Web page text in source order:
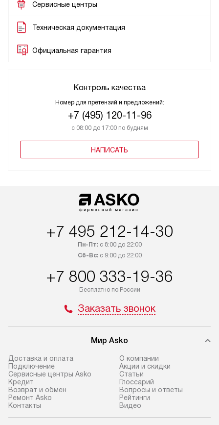
Сервисные центры
Техническая документация
Официальная гарантия
Контроль качества
Номер для претензий и предложений:
+7 (495) 120-11-96
с 08:00 до 17:00 по будням
НАПИСАТЬ
+7 495 212-14-30
Пн-Пт:с 8:00 до 22:00
Сб-Вс:с 9:00 до 22:00
+7 800 333-19-36
Бесплатно по России
Заказать звонок
Мир Asko
Доставка и оплата
Подключение
Сервисные центры Asko
Кредит
Возврат и обмен
Ремонт Asko
Контакты
О компании
Акции и скидки
Статьи
Глоссарий
Вопросы и ответы
Рейтинги
Видео